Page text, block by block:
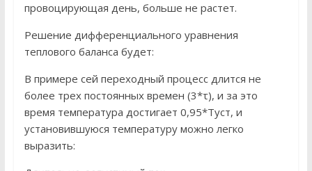
провоцирующая день, больше не растет.
Решение дифференциального уравнения
теплового баланса будет:
В примере сей переходный процесс длится не
более трех постоянных времен (3*τ), и за это
время температура достигает 0,95*Туст, и
установившуюся температуру можно легко
выразить: